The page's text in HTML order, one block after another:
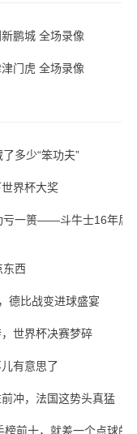
鹏城 全场录像
门虎 全场录像
多少“笨功夫”
界杯大奖
亏一篑——斗牛士16年后
东西
德比战变进球盛宴
世界杯决赛梦碎
有意思了
冲，法国这势头真猛
前十，就差一个点球的